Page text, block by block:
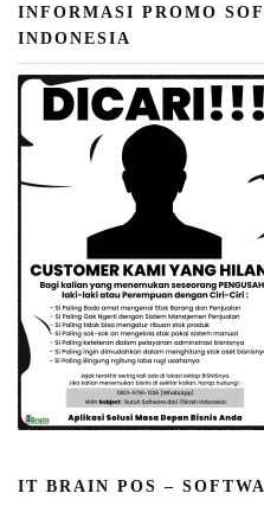
INFORMASI PROMO
INDONESIA
IT BRAIN POS –